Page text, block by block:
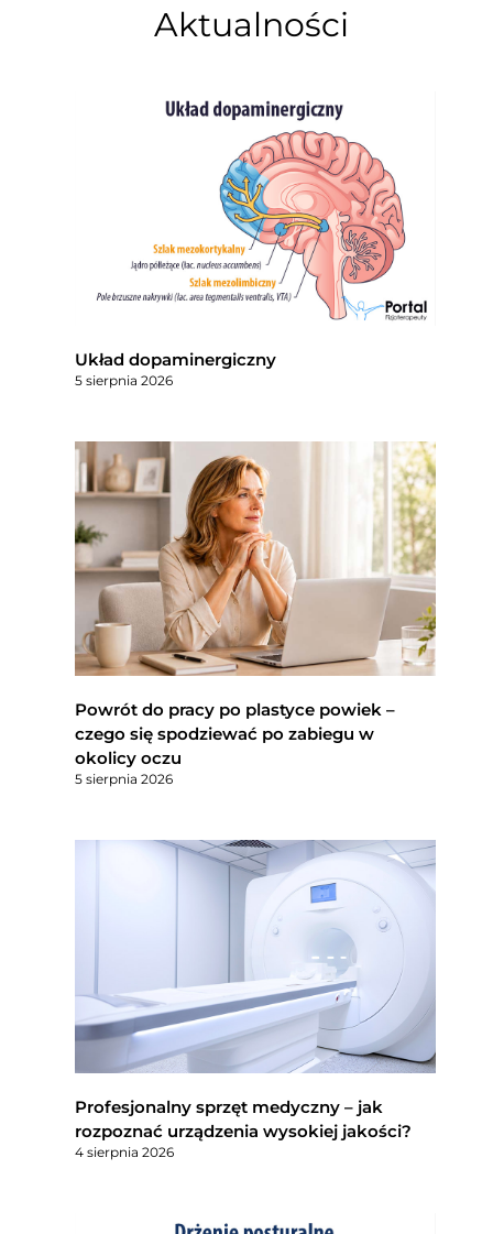
Aktualności
Układ dopaminergiczny
5 sierpnia 2026
Powrót do pracy po plastyce powiek –
czego się spodziewać po zabiegu w
okolicy oczu
5 sierpnia 2026
Profesjonalny sprzęt medyczny – jak
rozpoznać urządzenia wysokiej jakości?
4 sierpnia 2026